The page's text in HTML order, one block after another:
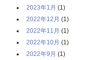
2023年1月 (1)
2022年12月 (1)
2022年11月 (1)
2022年10月 (1)
2022年9月 (1)